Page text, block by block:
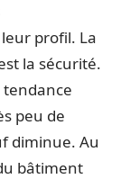
profil. La
la sécurité.
tendance
peu de
diminue. Au
bâtiment